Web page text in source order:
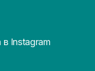
в Instagram